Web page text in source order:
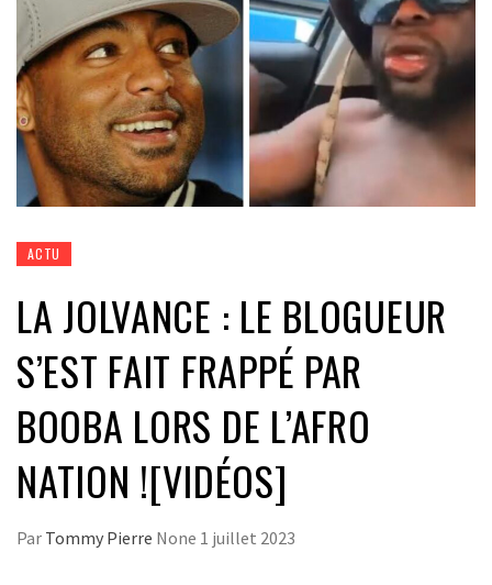
ACTU
LA JOLVANCE : LE BLOGUEUR
S’EST FAIT FRAPPÉ PAR
BOOBA LORS DE L’AFRO
NATION ![VIDÉOS]
Par Tommy Pierre None 1 juillet 2023